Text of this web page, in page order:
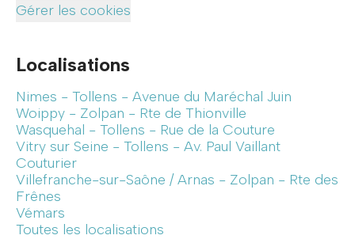
Gérer les cookies
Localisations
Nimes - Tollens - Avenue du Maréchal Juin
Woippy - Zolpan - Rte de Thionville
Wasquehal - Tollens - Rue de la Couture
Vitry sur Seine - Tollens - Av. Paul Vaillant
Couturier
Villefranche-sur-Saône / Arnas - Zolpan - Rte des
Frênes
Vémars
Toutes les localisations